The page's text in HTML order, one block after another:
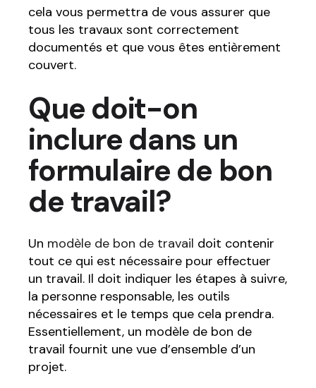
cela vous permettra de vous assurer que
tous les travaux sont correctement
documentés et que vous êtes entièrement
couvert.
Que doit-on
inclure dans un
formulaire de bon
de travail?
Un modèle de bon de travail doit contenir
tout ce qui est nécessaire pour effectuer
un travail. Il doit indiquer les étapes à suivre,
la personne responsable, les outils
nécessaires et le temps que cela prendra.
Essentiellement, un modèle de bon de
travail fournit une vue d’ensemble d’un
projet.